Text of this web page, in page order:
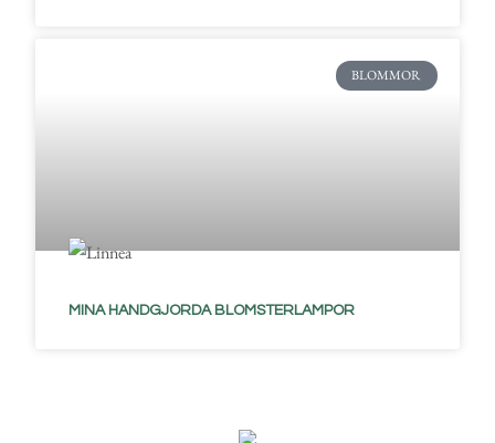
BLOMMOR
MINA HANDGJORDA BLOMSTERLAMPOR